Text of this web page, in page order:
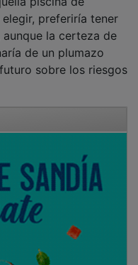
preferiría tener
la certeza de
de un plumazo
sobre los riesgos